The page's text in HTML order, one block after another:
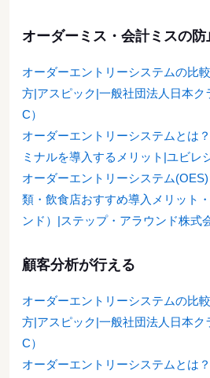
オーダーミス・会計ミスの
オーダーエントリーシステムの比
方|アスピック|一般社団法人日本ク
C）
オーダーエントリーシステムとは
ミナルを導入するメリット|ユビレ
オーダーエントリーシステム
類・飲食店おすすめ導入メリット
ンド）|ステップ・アラウンド株式
顧客分析が行える
オーダーエントリーシステムの比
方|アスピック|一般社団法人日本ク
C）
オーダーエントリーシステムとは